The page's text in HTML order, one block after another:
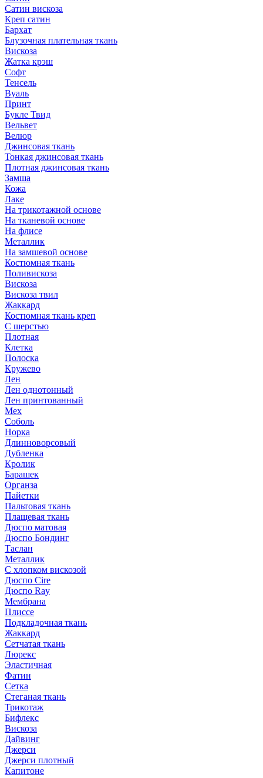
Сатин вискоза
Креп сатин
Бархат
Блузочная плательная ткань
Вискоза
Жатка крэш
Софт
Тенсель
Вуаль
Принт
Букле Твид
Вельвет
Велюр
Джинсовая ткань
Тонкая джинсовая ткань
Плотная джинсовая ткань
Замша
Кожа
Лаке
На трикотажной основе
На тканевой основе
На флисе
Металлик
На замшевой основе
Костюмная ткань
Поливискоза
Вискоза
Вискоза твил
Жаккард
Костюмная ткань креп
С шерстью
Плотная
Клетка
Полоска
Кружево
Лен
Лен однотонный
Лен принтованный
Мех
Соболь
Норка
Длинноворсовый
Дубленка
Кролик
Барашек
Органза
Пайетки
Пальтовая ткань
Плащевая ткань
Дюспо матовая
Дюспо Бондинг
Таслан
Металлик
С хлопком вискозой
Дюспо Cire
Дюспо Ray
Мембрана
Плиссе
Подкладочная ткань
Жаккард
Сетчатая ткань
Люрекс
Эластичная
Фатин
Сетка
Стеганая ткань
Трикотаж
Бифлекс
Вискоза
Дайвинг
Джерси
Джерси плотный
Капитоне